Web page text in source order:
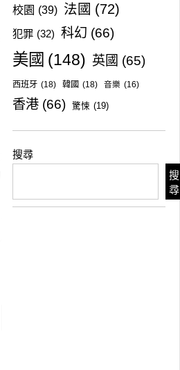
校園 (39) 法國 (72)
犯罪 (32) 科幻 (66)
美國 (148) 英國 (65)
西班牙 (18) 韓國 (18) 音樂 (16)
香港 (66) 驚悚 (19)
搜尋
搜
尋